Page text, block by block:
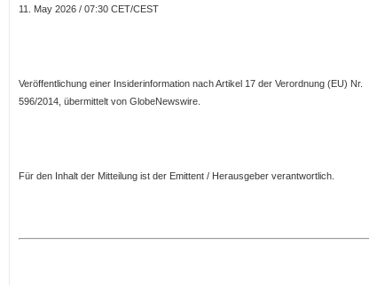
11. May 2026 / 07:30 CET/CEST
Veröffentlichung einer Insiderinformation nach Artikel 17 der Verordnung (EU) Nr.
596/2014, übermittelt von GlobeNewswire.
Für den Inhalt der Mitteilung ist der Emittent / Herausgeber verantwortlich.